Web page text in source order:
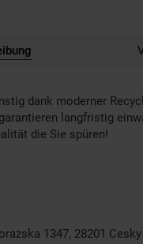
dank moderner
langfristig
die Sie spüren!
1347, 28201 Cesky